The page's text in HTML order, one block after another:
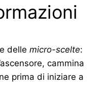
delle micro-scelte:
cammina
prima di iniziare a